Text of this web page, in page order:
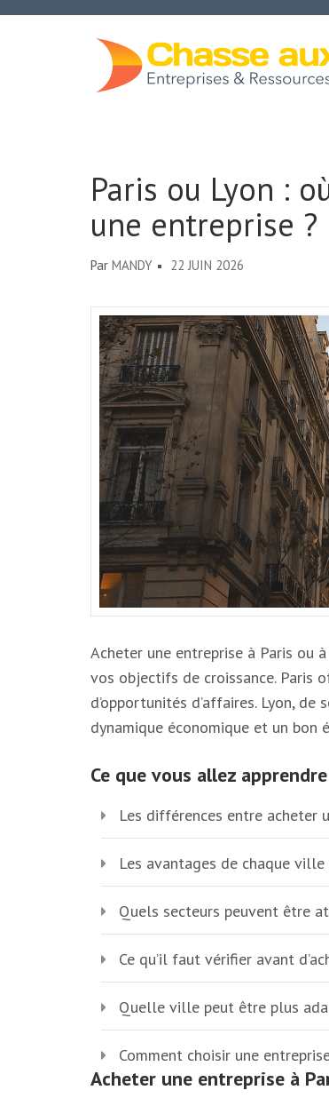
Aller
Paris ou Lyon :
une entreprise ?
Par MANDY 22 JUIN 2026
Acheter une entreprise à Paris ou
vos objectifs de croissance. Paris
d’opportunités d’affaires. Lyon,
dynamique économique et un
Ce que vous allez
Les différences entre acheter
Les avantages de chaque ville
Quels secteurs peuvent être
Ce qu’il faut vérifier avant
Quelle ville peut être plus
Comment choisir une
Acheter une entreprise à